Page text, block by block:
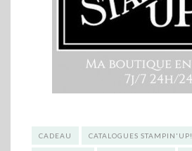
CADEAU CATALOGUES STAMPIN'UP!